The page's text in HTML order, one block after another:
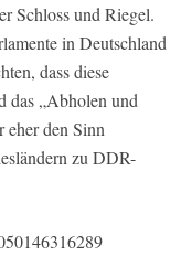
Schloss und Riegel.
in Deutschland
dass diese
das „Abholen und
den Sinn
zu DDR-